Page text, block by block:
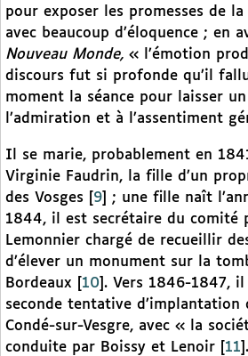
pour exposer les promesses de
avec beaucoup d’éloquence ; en
Nouveau Monde, « l’émotion
discours fut si profonde qu’il
moment la séance pour laisser
l’admiration et à l’assentiment
Il se marie, probablement en
Virginie Faudrin, la fille d’un
des Vosges
9
; une fille naît
1844, il est secrétaire du comité
Lemonnier chargé de recueillir
d’élever un monument sur la
Bordeaux
10 . Vers 1846-1847,
seconde tentative d’implantation
Condé-sur-Vesgre, avec « la
conduite par Boissy et Lenoir
11 .